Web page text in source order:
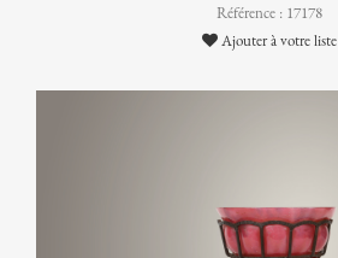
Référence : 17178
Ajouter à votre liste